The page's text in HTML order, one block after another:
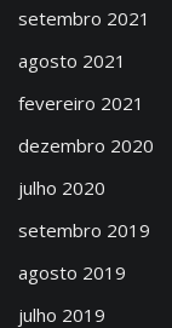
setembro 2021
agosto 2021
fevereiro 2021
dezembro 2020
julho 2020
setembro 2019
agosto 2019
julho 2019